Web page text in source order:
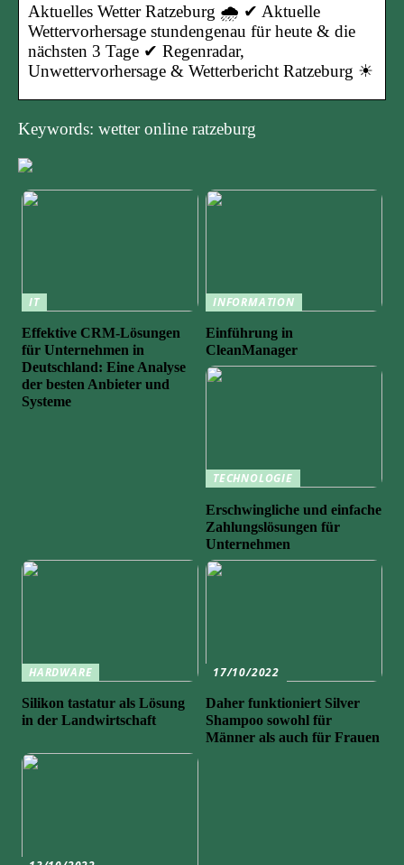
Aktuelles Wetter Ratzeburg 🌧️ ✔ Aktuelle
Wettervorhersage stundengenau für heute & die
nächsten 3 Tage ✔ Regenradar,
Unwettervorhersage & Wetterbericht Ratzeburg ☀
Keywords: wetter online ratzeburg
IT
Effektive CRM-Lösungen
für Unternehmen in
Deutschland: Eine Analyse
der besten Anbieter und
Systeme
INFORMATION
Einführung in
CleanManager
TECHNOLOGIE
Erschwingliche und einfache
Zahlungslösungen für
Unternehmen
HARDWARE
Silikon tastatur als Lösung
in der Landwirtschaft
17/10/2022
Daher funktioniert Silver
Shampoo sowohl für
Männer als auch für Frauen